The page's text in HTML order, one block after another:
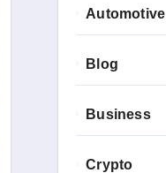
Automotive
Blog
Business
Crypto